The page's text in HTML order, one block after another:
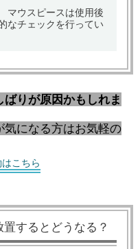
ウスピースは使用後
なチェックを行ってい
りが原因かもしれま
になる方はお気軽の
こちら
するとどうなる？